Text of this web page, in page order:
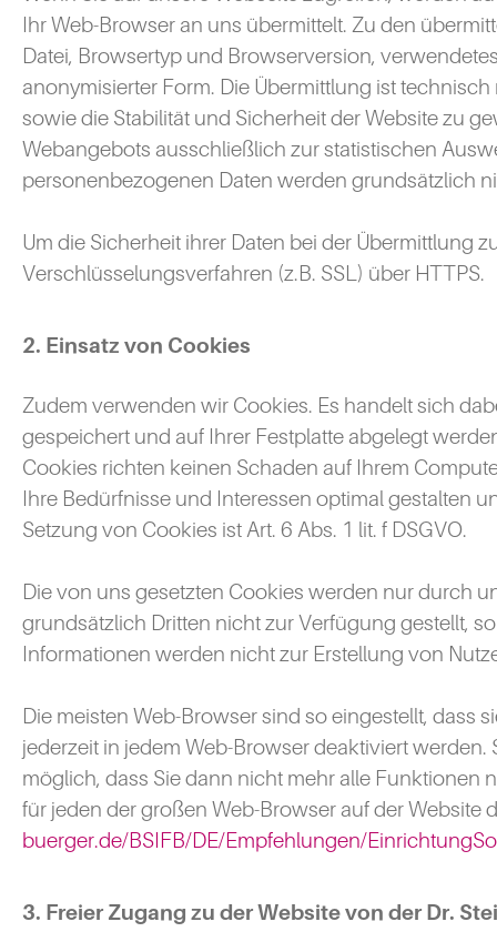
Ihr Web-Browser an uns übermittelt. Zu den
Datei, Browsertyp und Browserversion,
anonymisierter Form. Die Übermittlung ist
sowie die Stabilität und Sicherheit der Website zu
Webangebots ausschließlich zur statistischen
personenbezogenen Daten werden grundsätzlich
Um die Sicherheit ihrer Daten bei der Übermittlung
Verschlüsselungsverfahren (z.B. SSL) über HTTPS.
2. Einsatz von Cookies
Zudem verwenden wir Cookies. Es handelt sich
gespeichert und auf Ihrer Festplatte abgelegt
Cookies richten keinen Schaden auf Ihrem
Ihre Bedürfnisse und Interessen optimal gestalten
Setzung von Cookies ist Art. 6 Abs. 1 lit. f DSGVO.
Die von uns gesetzten Cookies werden nur durch
grundsätzlich Dritten nicht zur Verfügung gestellt,
Informationen werden nicht zur Erstellung von
Die meisten Web-Browser sind so eingestellt, dass
jederzeit in jedem Web-Browser deaktiviert
möglich, dass Sie dann nicht mehr alle Funktionen
für jeden der großen Web-Browser auf der
buerger.de/BSIFB/DE/Empfehlungen/
3. Freier Zugang zu der Website von der Dr.